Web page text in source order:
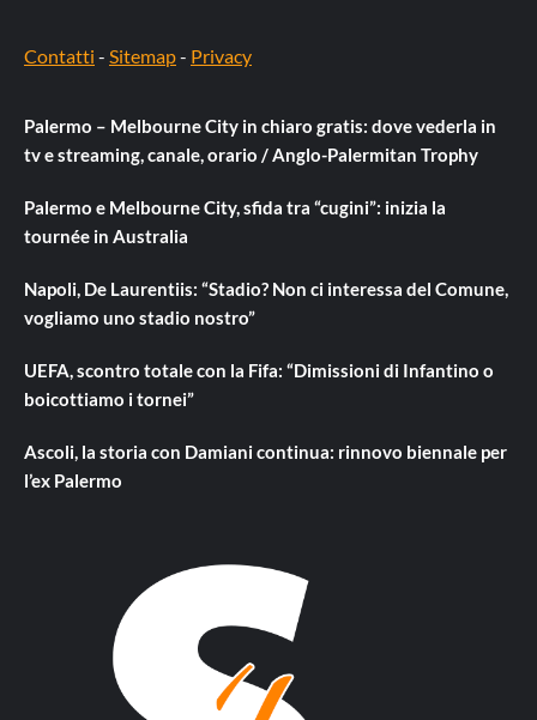
Contatti - Sitemap- Privacy
Palermo – Melbourne City in chiaro gratis: dove vederla in
tv e streaming, canale, orario / Anglo-Palermitan Trophy
Palermo e Melbourne City, sfida tra “cugini”: inizia la
tournée in Australia
Napoli, De Laurentiis: “Stadio? Non ci interessa del Comune,
vogliamo uno stadio nostro”
UEFA, scontro totale con la Fifa: “Dimissioni di Infantino o
boicottiamo i tornei”
Ascoli, la storia con Damiani continua: rinnovo biennale per
l’ex Palermo